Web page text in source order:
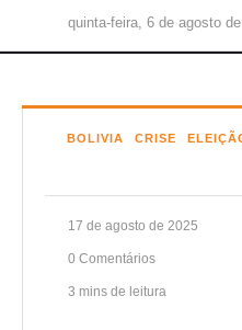
quinta-feira, 6 de agosto
BOLIVIA CRISE
17 de agosto de 2025
0 Comentários
3 mins de leitura